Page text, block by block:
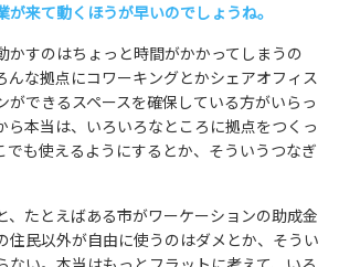
が来て動くほうが早いのでしょうね。
かすのはちょっと時間がかかってしまうの
んな拠点にコワーキングとかシェアオフィス
ができるスペースを確保している方がいらっ
ら本当は、いろいろなところに拠点をつくっ
でも使えるようにするとか、そういうつなぎ
、たとえばある市がワーケーションの助成金
住民以外が自由に使うのはダメとか、そうい